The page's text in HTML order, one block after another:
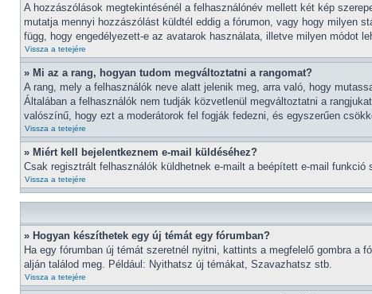
A hozzászólások megtekintésénél a felhasználónév mellett két kép
mutatja mennyi hozzászólást küldtél eddig a fórumon, vagy hogy milyen
függ, hogy engedélyezett-e az avatarok használata, illetve milyen módot
Vissza a tetejére
» Mi az a rang, hogyan tudom megváltoztatni a rangomat?
A rang, mely a felhasználók neve alatt jelenik meg, arra való, hogy
Általában a felhasználók nem tudják közvetlenül megváltoztatni a
valószínű, hogy ezt a moderátorok fel fogják fedezni, és egyszerűen
Vissza a tetejére
» Miért kell bejelentkeznem e-mail küldéséhez?
Csak regisztrált felhasználók küldhetnek e-mailt a beépített e-mail
Vissza a tetejére
» Hogyan készíthetek egy új témát egy fórumban?
Ha egy fórumban új témát szeretnél nyitni, kattints a megfelelő gombra a
alján találod meg. Például: Nyithatsz új témákat, Szavazhatsz stb.
Vissza a tetejére